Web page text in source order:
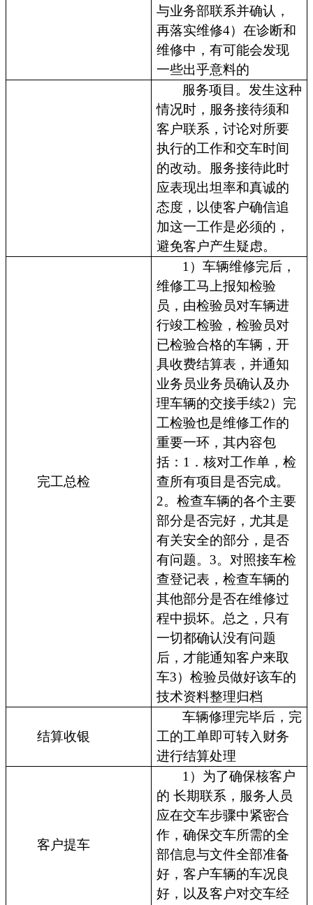
与业务部联系并确认，
再落实维修4）在诊断和
维修中，有可能会发现
一些出乎意料的
服务项目。发生这种
情况时，服务接待须和
客户联系，讨论对所要
执行的工作和交车时间
的改动。服务接待此时
应表现出坦率和真诚的
态度，以使客户确信追
加这一工作是必须的，
避免客户产生疑虑。
完工总检
1）车辆维修完后，
维修工马上报知检验
员，由检验员对车辆进
行竣工检验，检验员对
已检验合格的车辆，开
具收费结算表，并通知
业务员业务员确认及办
理车辆的交接手续2）完
工检验也是维修工作的
重要一环，其内容包
括：1．核对工作单，检
查所有项目是否完成。
2。检查车辆的各个主要
部分是否完好，尤其是
有关安全的部分，是否
有问题。3。对照接车检
查登记表，检查车辆的
其他部分是否在维修过
程中损坏。总之，只有
一切都确认没有问题
后，才能通知客户来取
车3）检验员做好该车的
技术资料整理归档
结算收银
车辆修理完毕后，完
工的工单即可转入财务
进行结算处理
客户提车
1）为了确保核客户
的 长期联系，服务人员
应在交车步骤中紧密合
作，确保交车所需的全
部信息与文件全部准备
好，客户车辆的车况良
好，以及客户对交车经